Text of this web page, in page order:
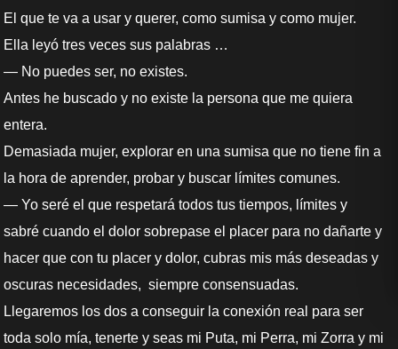
El que te va a usar y querer, como sumisa y como mujer.
Ella leyó tres veces sus palabras …
— No puedes ser, no existes.
Antes he buscado y no existe la persona que me quiera
entera.
Demasiada mujer, explorar en una sumisa que no tiene fin a
la hora de aprender, probar y buscar límites comunes.
— Yo seré el que respetará todos tus tiempos, límites y
sabré cuando el dolor sobrepase el placer para no dañarte y
hacer que con tu placer y dolor, cubras mis más deseadas y
oscuras necesidades, siempre consensuadas.
Llegaremos los dos a conseguir la conexión real para ser
toda solo mía, tenerte y seas mi Puta, mi Perra, mi Zorra y mi